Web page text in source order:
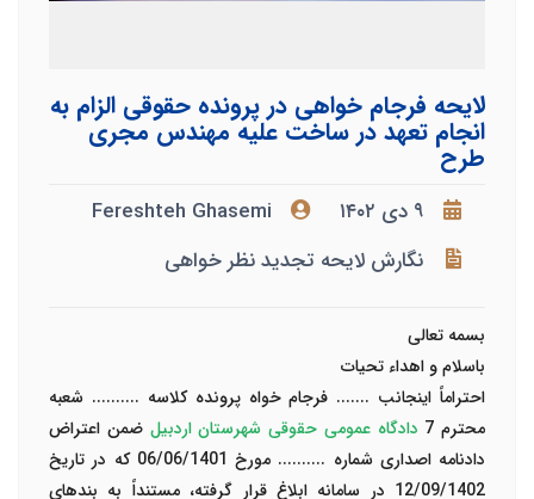
لایحه فرجام خواهی در پرونده حقوقی الزام به
انجام تعهد در ساخت علیه مهندس مجری
طرح
۹ دی ۱۴۰۲
Fereshteh Ghasemi
نگارش لایحه تجدید نظر خواهی
بسمه تعالی
باسلام و اهداء تحیات
احتراماً اینجانب ....... فرجام خواه پرونده کلاسه .......... شعبه
محترم 7
دادگاه عمومی حقوقی شهرستان اردبیل ضمن اعتراض
دادنامه اصداری شماره .......... مورخ 06/06/1401 که در تاریخ
12/09/1402 در سامانه ابلاغ قرار گرفته، مستنداً به بندهای